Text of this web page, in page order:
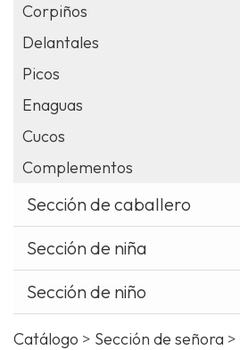
Corpiños
Delantales
Picos
Enaguas
Cucos
Complementos
Sección de caballero
Sección de niña
Sección de niño
Catálogo > Sección de señora >